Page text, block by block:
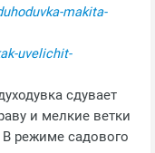
makita-
uvelichit-
сдувает
и мелкие ветки
В режиме садового